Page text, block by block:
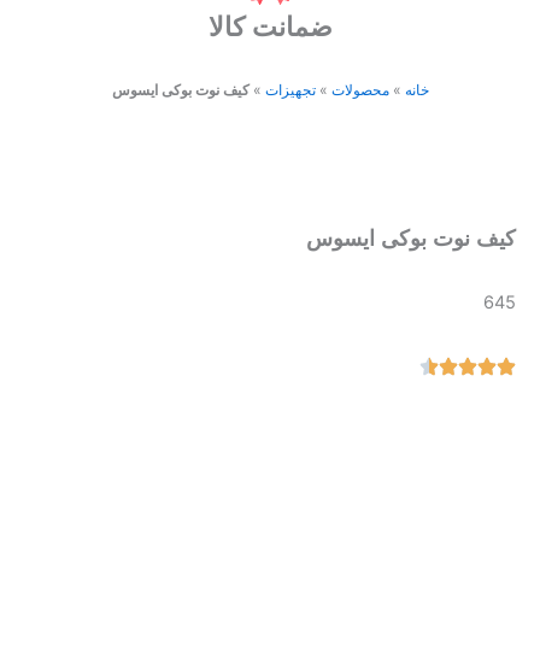
ضمانت کالا
خانه »محصولات »تجهیزات »کیف نوت بوکی ایسوس
کیف نوت بوکی ایسوس
645